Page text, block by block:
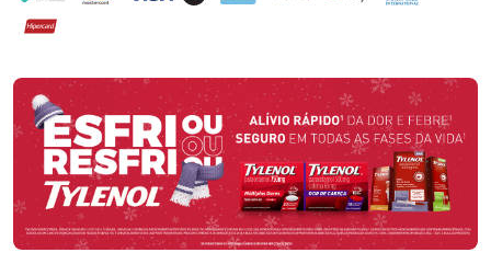
Hipercard
Promoção em Destaque